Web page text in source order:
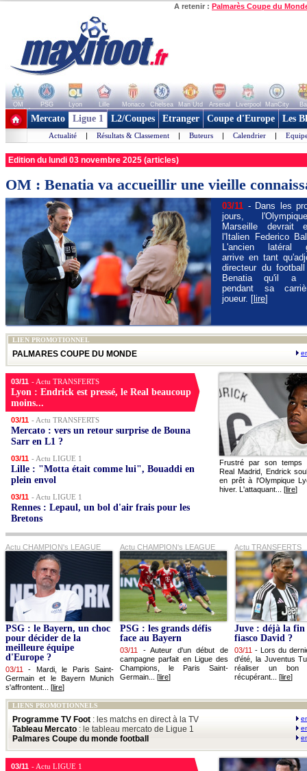
A retenir : Palmarès Coupe du
OM PSG Lyon Lille Monaco Chelsea Man Utd Arsenal Liverpool ManCity
+ de clubs
Mercato Ligue 1 L2/Coupes Etranger Coupe d'Europe Les
Actualité | Résultats & Classement | Buteurs | Calendrier |
Edition du lundi 03 novembre 2025 (articles)
OM : Benatia va accueillir une vieille
03/11 - Dans les
jours,
Marseille devrait
l'Italien Federico
L'ancien latéral
arrive en tant
directeur du
Benatia qu'il a
pendant sa
joueur. [ lire]
LIEN PROMOTIONNEL
PALMARES COUPE DU MONDE
03/11 - Actu TRANSFERTS
Lyon : Endrick est pressé, le Real beaucoup
moins...
Frustré par son temps
Real Madrid, Endrick
en prêt à l'Olympique
hiver. L'attaquant... [lire]
03/11 - Actu TRANSFERTS
Mercato : vers un retour surprise de Bouna
Sarr en L1 ?
03/11 - Actu LIGUE 1
Lille : "Motta était comme lui", Bouaddi en
plein envol
03/11 - Actu LIGUE 1
Rennes : Lepaul, un bol d'air frais pour les
Bretons
Actu CHAMPION's LEAGUE Actu CHAMPION's LEAGUE Actu TRANSFERTS
PSG : le Bayern, un choc
pour décider de la
meilleure équipe
d'Europe ?
03/11 - Mardi, le Paris Saint-
Germain et le Bayern Munich
s'affrontent... [lire]
PSG : les grands défis
face au Bayern
03/11 -Auteur d'un début de
campagne parfait en Ligue des
Champions, le Paris Saint-
Germain... [lire]
Juve : déjà la fin
fiasco David ?
03/11 - Lors du
d'été, la Juventus
réaliser un bon
récupérant... [lire]
LIENS PROMOTIONNELS
Programme TV Foot : les matchs en direct à la TV
Tableau Mercato : le tableau mercato de Ligue 1
Palmares Coupe du monde football
03/11 - Actu LIGUE 1